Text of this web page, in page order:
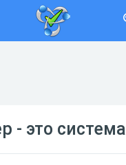
- это система